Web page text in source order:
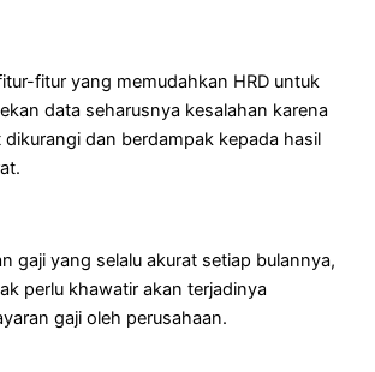
fitur yang memudahkan HRD untuk
data seharusnya kesalahan karena
dikurangi dan berdampak kepada hasil
gaji yang selalu akurat setiap bulannya,
perlu khawatir akan terjadinya
gaji oleh perusahaan.